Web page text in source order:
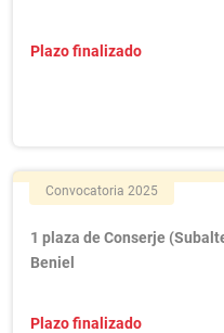
Plazo finalizado
Convocatoria 2025
1 plaza de Conserje
Beniel
Plazo finalizado